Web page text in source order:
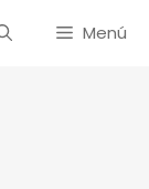
Menú